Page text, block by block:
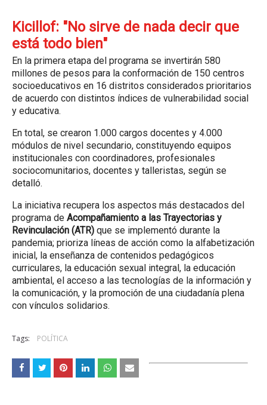
Kicillof: "No sirve de nada decir que
está todo bien"
En la primera etapa del programa se invertirán 580
millones de pesos para la conformación de 150 centros
socioeducativos en 16 distritos considerados prioritarios
de acuerdo con distintos índices de vulnerabilidad social
y educativa.
En total, se crearon 1.000 cargos docentes y 4.000
módulos de nivel secundario, constituyendo equipos
institucionales con coordinadores, profesionales
sociocomunitarios, docentes y talleristas, según se
detalló.
La iniciativa recupera los aspectos más destacados del
programa de Acompañamiento a las Trayectorias y
Revinculación (ATR) que se implementó durante la
pandemia; prioriza líneas de acción como la alfabetización
inicial, la enseñanza de contenidos pedagógicos
curriculares, la educación sexual integral, la educación
ambiental, el acceso a las tecnologías de la información y
la comunicación, y la promoción de una ciudadanía plena
con vínculos solidarios.
Tags: POLÍTICA